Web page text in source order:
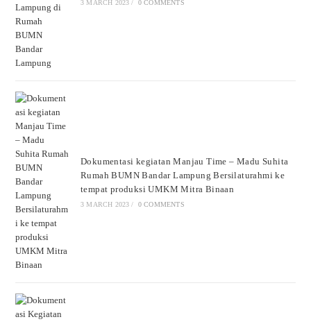
3 MARCH 2023 / 0 COMMENTS
Dokumentasi kegiatan Manjau Time – Madu Suhita
Rumah BUMN Bandar Lampung Bersilaturahmi ke
tempat produksi UMKM Mitra Binaan
3 MARCH 2023 / 0 COMMENTS